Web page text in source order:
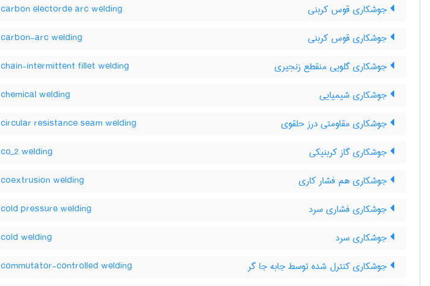
جوشکاری قوس کربنی carbon electorde arc welding
جوشکاری قوس کربنی carbon-arc welding
جوشکاری گلویی منقطع زنجیری chain-intermittent fillet welding
جوشکاری شیمیایی chemical welding
جوشکاری مقاومتی درز حلقوی circular resistance seam welding
جوشکاری گاز کربنیکی co_2 welding
جوشکاری هم فشار کاری coextrusion welding
جوشکاری فشاری سرد cold pressure welding
جوشکاری سرد cold welding
جوشکاری کنترل شده توسط جابه جا گر commutator-controlled welding